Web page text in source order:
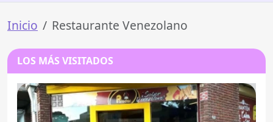
Inicio Restaurante Venezolano
LOS MÁS VISITADOS